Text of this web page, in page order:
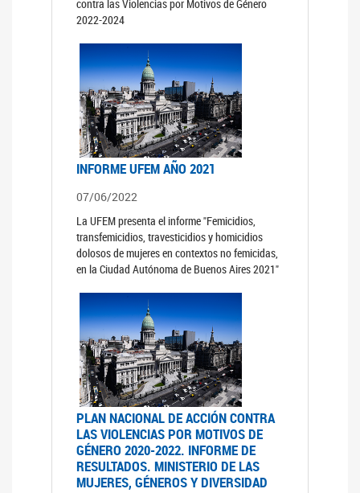
contra las Violencias por Motivos de Género
2022-2024
INFORME UFEM AÑO 2021
07/06/2022
La UFEM presenta el informe "Femicidios,
transfemicidios, travesticidios y homicidios
dolosos de mujeres en contextos no femicidas,
en la Ciudad Autónoma de Buenos Aires 2021"
PLAN NACIONAL DE ACCIÓN CONTRA
LAS VIOLENCIAS POR MOTIVOS DE
GÉNERO 2020-2022. INFORME DE
RESULTADOS. MINISTERIO DE LAS
MUJERES, GÉNEROS Y DIVERSIDAD